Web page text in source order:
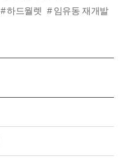
하드월렛 임유동 재개발